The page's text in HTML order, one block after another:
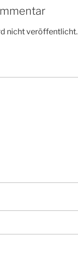
nicht veröffentlicht.